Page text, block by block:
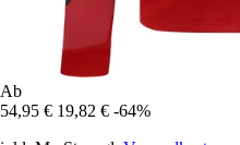
Ab
54,95 € 19,82 € -64%